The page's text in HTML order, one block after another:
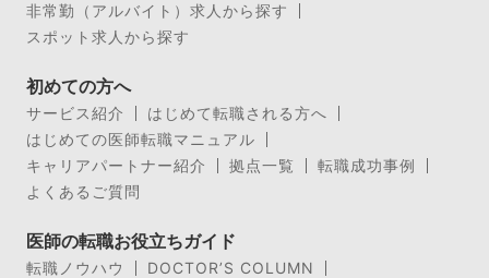
非常勤（アルバイト）求人から探す
スポット求人から探す
初めての方へ
サービス紹介
はじめて転職される方へ
はじめての医師転職マニュアル
キャリアパートナー紹介
拠点一覧
転職成功事例
よくあるご質問
医師の転職お役立ちガイド
転職ノウハウ
DOCTOR’S COLUMN